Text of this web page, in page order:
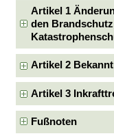
Artikel 1
den
Artikel 2
Artikel 3
Fußnoten